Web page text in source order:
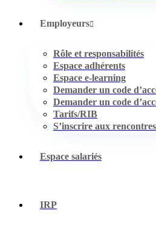
Employeurs
Rôle et responsabilités
Espace adhérents
Espace e-learning
Demander un code
Demander un code
Tarifs/RIB
S’inscrire aux
Espace salariés
IRP